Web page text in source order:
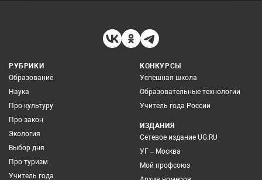
РУБРИКИ
Образование
Наука
Про культуру
Про закон
Экология
Выбор дня
Про туризм
Учитель года
КОНКУРСЫ
Успешная школа
Образовательные технологии
Учитель года России
ИЗДАНИЯ
Сетевое издание UG.RU
УГ – Москва
Мой профсоюз